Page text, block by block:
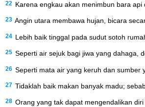
22 Karena engkau akan menimbun bara
23 Angin utara membawa hujan, bicara
24 Lebih baik tinggal pada sudut sotoh
25 Seperti air sejuk bagi jiwa yang dahaga,
26 Seperti mata air yang keruh dan sumber
27 Tidaklah baik makan banyak madu;
28 Orang yang tak dapat mengendalikan